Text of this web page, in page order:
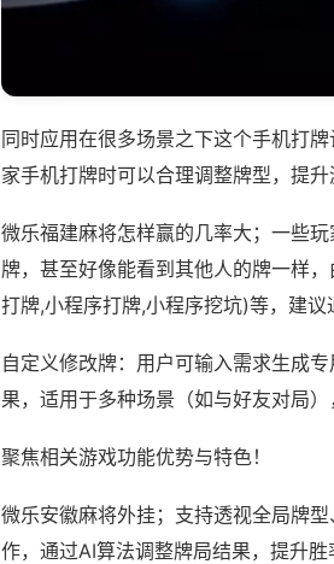
同时应用在很多场景之下这个手机打
家手机打牌时可以合理调整牌型，提
微乐福建麻将怎样赢的几率大；一些
牌，甚至好像能看到其他人的牌一样
打牌,小程序打牌,小程序挖坑)等，建议
自定义修改牌：用户可输入需求生成
果，适用于多种场景（如与好友对局
聚焦相关游戏功能优势与特色！
微乐安徽麻将外挂；支持透视全局牌
作，通过AI算法调整牌局结果，提升胜